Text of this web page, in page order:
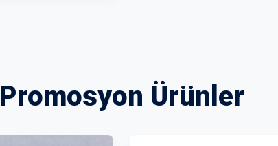
Promosyon Ürünler